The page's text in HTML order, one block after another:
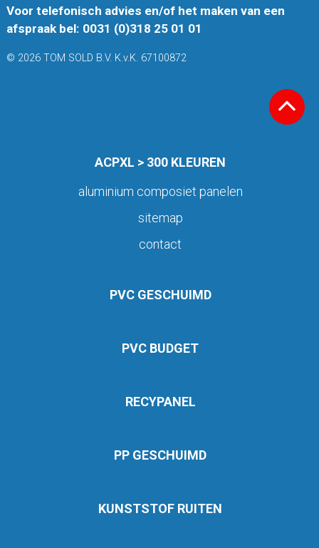
Voor telefonisch advies en/of het maken van een
afspraak bel: 0031 (0)318 25 01 01
© 2026 TOM SOLD B.V. K.v.K. 67100872
ACPXL > 300 KLEUREN
aluminium composiet panelen
sitemap
contact
PVC GESCHUIMD
PVC BUDGET
RECYPANEL
PP GESCHUIMD
KUNSTSTOF RUITEN